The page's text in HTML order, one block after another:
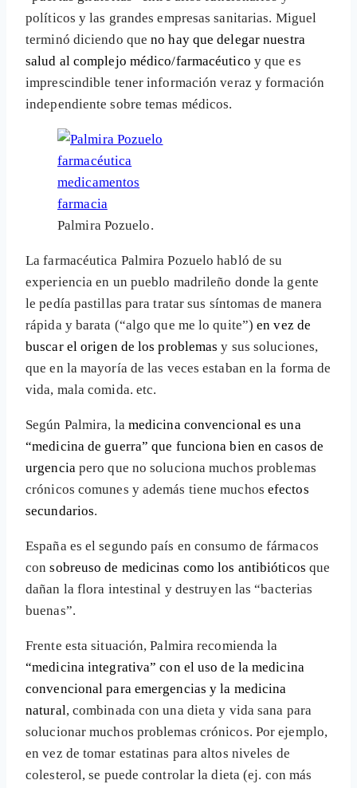
políticos y las grandes empresas sanitarias. Miguel
terminó diciendo queno hay que delegar nuestra
salud al complejo médico/farmacéutico y que es
imprescindible tener información veraz y formación
independiente sobre temas médicos.
Palmira Pozuelo.
La farmacéutica Palmira Pozuelo habló de su
experiencia en un pueblo madrileño donde la gente
le pedía pastillas para tratar sus síntomas de manera
rápida y barata (“algo que me lo quite”)en vez de
buscar el origen de los problemas y sus soluciones,
que en la mayoría de las veces estaban en la forma de
vida, mala comida. etc.
Según Palmira, la medicina convencional es una
“medicina de guerra” que funciona bien en casos de
urgenciapero que no soluciona muchos problemas
crónicos comunes y además tiene muchos efectos
secundarios.
España es el segundo país en consumo de fármacos
consobreuso de medicinas como los antibióticos que
dañan la flora intestinal y destruyen las “bacterias
buenas”.
Frente esta situación, Palmira recomienda la
“medicina integrativa” con el uso de la medicina
convencional para emergencias y la medicina
natural, combinada con una dieta y vida sana para
solucionar muchos problemas crónicos. Por ejemplo,
en vez de tomar estatinas para altos niveles de
colesterol, se puede controlar la dieta (ej. con más